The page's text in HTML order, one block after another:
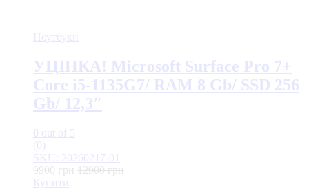
Ноутбуки
УЦІНКА! Microsoft Surface Pro 7+
Core i5-1135G7/ RAM 8 Gb/ SSD 256
Gb/ 12,3″
0 out of 5
(0)
SKU: 20260217-01
9900
грн 12900грн
Купити